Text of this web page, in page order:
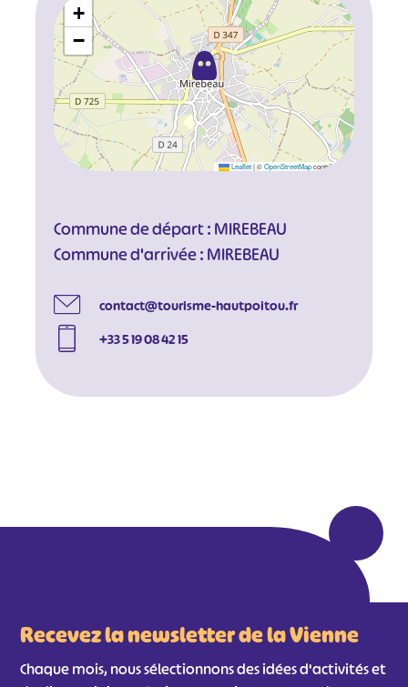
+
−
Leaflet |©OpenStreetMapcontributors
Commune de départ : MIREBEAU
Commune d'arrivée : MIREBEAU
contact@tourisme-hautpoitou.fr
+33 5 19 08 42 15
Recevez la newsletter de la Vienne
Chaque mois, nous sélectionnons des idées d'activités et
# #